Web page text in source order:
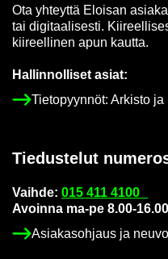
Ota yh­teyt­tä Eloi­san
tai di­gi­taa­li­ses­ti.
kii­reel­li­nen apun kaut­ta.
Hal­lin­nol­li­set asiat:
Tie­to­pyyn­nöt: Ar­kis­to
Tie­dus­te­lut
Vaih­de: 015 411 4100
Avoin­na ma-pe 8.00-16.00
Asia­kas­oh­jaus ja